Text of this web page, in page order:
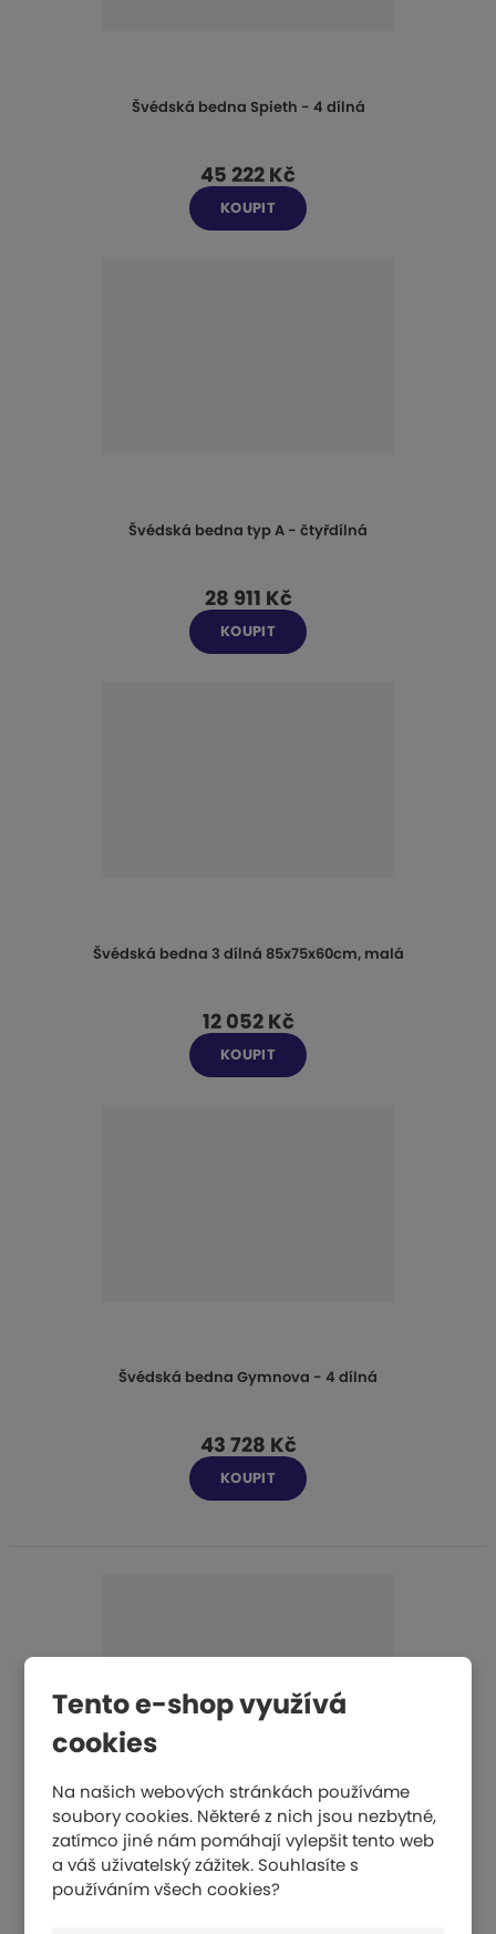
Tento e-shop využívá
cookies
Na našich webových stránkách používáme
soubory cookies. Některé z nich jsou nezbytné,
zatímco jiné nám pomáhají vylepšit tento web
a váš uživatelský zážitek. Souhlasíte s
používáním všech cookies?
Švédská bedna Spieth - 4 dílná
45 222 Kč
KOUPIT
Švédská bedna typ A - čtyřdílná
28 911 Kč
KOUPIT
Švédská bedna 3 dílná 85x75x60cm, malá
12 052 Kč
KOUPIT
Švédská bedna Gymnova - 4 dílná
43 728 Kč
KOUPIT
Švédská bedna sedmidílná - přírodní useň